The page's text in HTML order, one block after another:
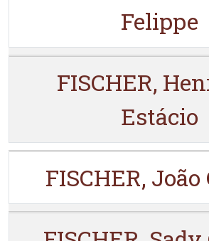
Felippe
FISCHER,
Estácio
FISCHER,